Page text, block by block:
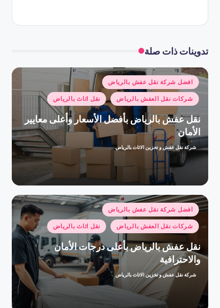
تدوينات ذات صلة
نُشر
في
افضل شركة نقل عفش بالرياض
شركات نقل العفش بالرياض نقل اثاث بالرياض
نقل عفش بالرياض بأفضل الأسعار وأعلى معايير
الأمان
تمّ
بواسطة
شركة نقل عفش و تخزين الاثاث بالرياض
نُشر
في
افضل شركة نقل عفش بالرياض
شركات نقل العفش بالرياض نقل اثاث بالرياض
نقل عفش بالرياض بأعلى درجات الأمان
والاحترافية
تمّ
شركة نقل عفش و تخزين الاثاث بالرياض